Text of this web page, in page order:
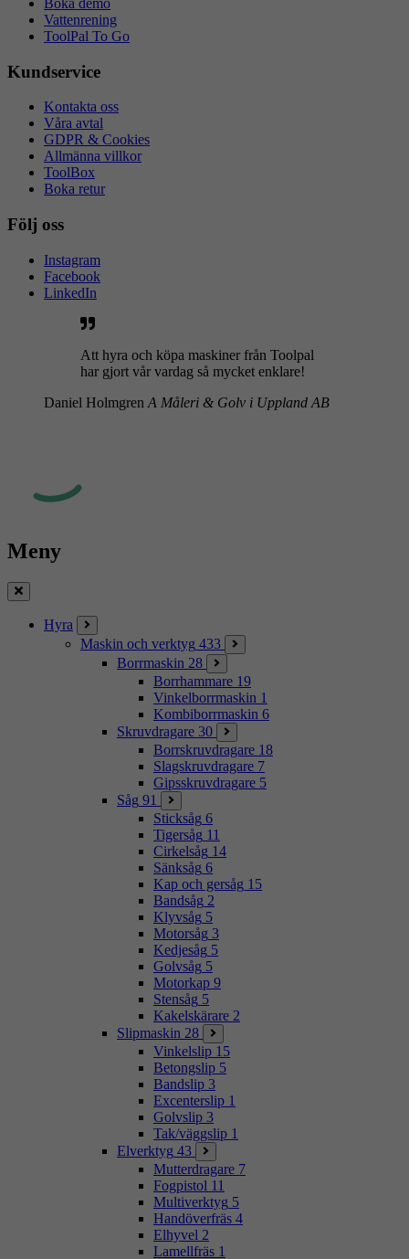
Boka demo
Vattenrening
ToolPal To Go
Kundservice
Kontakta oss
Våra avtal
GDPR & Cookies
Allmänna villkor
ToolBox
Boka retur
Följ oss
Instagram
Facebook
LinkedIn
Att hyra och köpa maskiner från Toolpal
har gjort vår vardag så mycket enklare!
Daniel Holmgren A Måleri & Golv i Uppland AB
Meny
Stäng
Hyra
Maskin och verktyg 433
Borrmaskin 28
Borrhammare 19
Vinkelborrmaskin 1
Kombiborrmaskin 6
Skruvdragare 30
Borrskruvdragare 18
Slagskruvdragare 7
Gipsskruvdragare 5
Såg 91
Sticksåg 6
Tigersåg 11
Cirkelsåg 14
Sänksåg 6
Kap och gersåg 15
Bandsåg 2
Klyvsåg 5
Motorsåg 3
Kedjesåg 5
Golvsåg 5
Motorkap 9
Stensåg 5
Kakelskärare 2
Slipmaskin 28
Vinkelslip 15
Betongslip 5
Bandslip 3
Excenterslip 1
Golvslip 3
Tak/väggslip 1
Elverktyg 43
Mutterdragare 7
Fogpistol 11
Multiverktyg 5
Handöverfräs 4
Elhyvel 2
Lamellfräs 1